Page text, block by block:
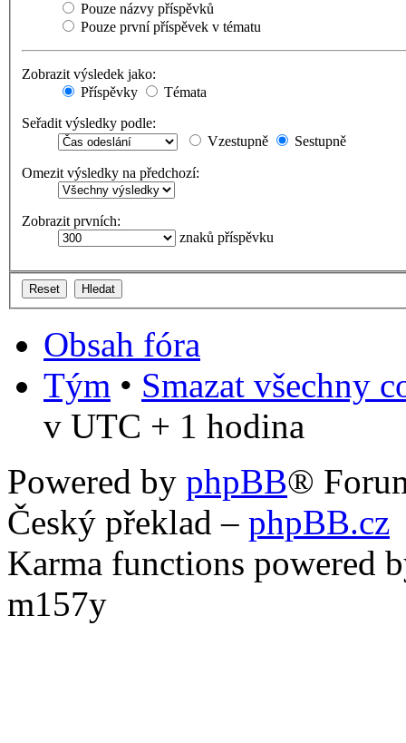
Pouze názvy příspěvků
Pouze první příspěvek v tématu
Zobrazit výsledek jako:
Příspěvky
Témata
Seřadit výsledky podle:
Vzestupně
Sestupně
Omezit výsledky na předchozí:
Zobrazit prvních:
znaků příspěvku
Obsah fóra
Tým • Smazat všechny
v UTC + 1 hodina
Powered by phpBB®
Český překlad – phpBB.cz
Karma functions powered
m157y